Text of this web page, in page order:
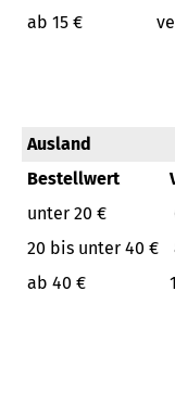
ab 15 €
Ausland
Bestellwert
unter 20 €
20 bis unter 40 €
ab 40 €